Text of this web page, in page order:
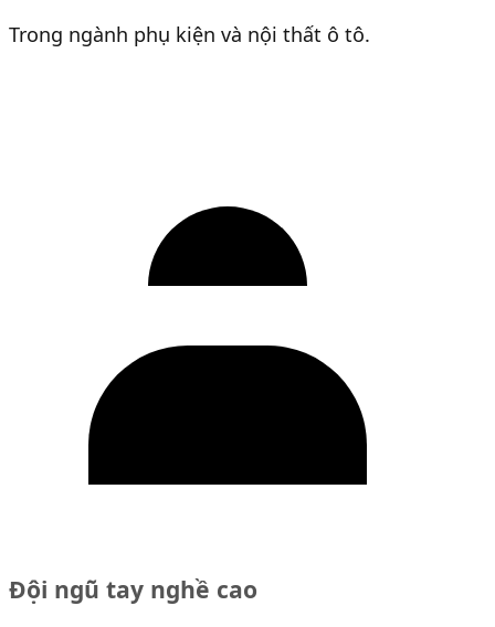
Trong ngành phụ kiện và nội thất ô tô.
Đội ngũ tay nghề cao